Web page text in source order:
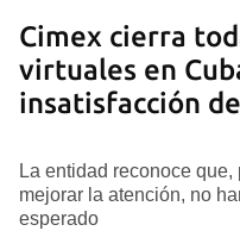
Cimex cierra
virtuales en
insatisfacción
La entidad reconoce
mejorar la atención, no
esperado